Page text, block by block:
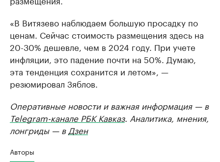
«В Витязево наблюдаем большую просадку по
ценам. Сейчас стоимость размещения здесь на
20-30% дешевле, чем в 2024 году. При учете
инфляции, это падение почти на 50%. Думаю,
эта тенденция сохранится и летом», —
резюмировал Зяблов.
Оперативные новости и важная информация — в
Telegram-канале РБК Кавказ. Аналитика, мнения,
лонгриды — вДзен
Авторы